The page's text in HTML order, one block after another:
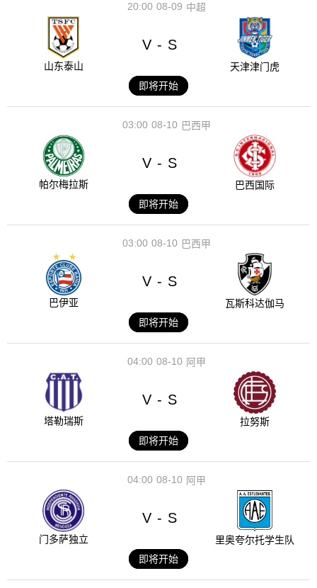
08-09
20:00 中超
山东泰山
V - S
天津津门虎
即将开始
08-10
03:00 巴西甲
帕尔梅拉斯
V - S
巴西国际
即将开始
08-10
03:00 巴西甲
巴伊亚
V - S
瓦斯科达伽马
即将开始
08-10
04:00 阿甲
塔勒瑞斯
V - S
拉努斯
即将开始
08-10
04:00 阿甲
门多萨独立
V - S
里奥夸尔托学生队
即将开始